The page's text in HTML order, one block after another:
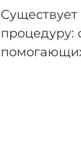
Существует
процедуру: